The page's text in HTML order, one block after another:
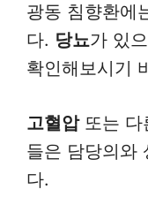
광동 침향환에
다. 당뇨가 있
확인해보시기
고혈압또는 다
들은 담당의와
다.